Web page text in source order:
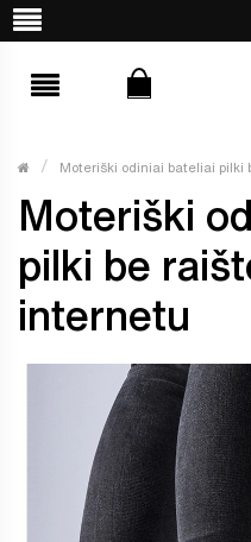
Moteriški odiniai bateliai pilki
Moteriški
pilki be
internetu